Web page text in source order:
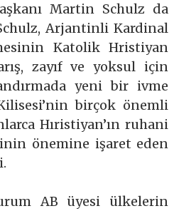
Martin Schulz da
Arjantinli Kardinal
Katolik Hristiyan
zayıf ve yoksul için
yeni bir ivme
birçok önemli
Hıristiyan’ın ruhani
önemine işaret eden
AB üyesi ülkelerin